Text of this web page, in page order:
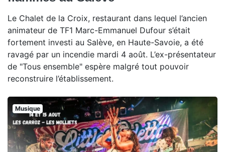
Le Chalet de la Croix, restaurant dans lequel l’ancien
animateur de TF1 Marc-Emmanuel Dufour s’était
fortement investi au Salève, en Haute-Savoie, a été
ravagé par un incendie mardi 4 août. L’ex-présentateur
de "Tous ensemble" espère malgré tout pouvoir
reconstruire l’établissement.
Musique